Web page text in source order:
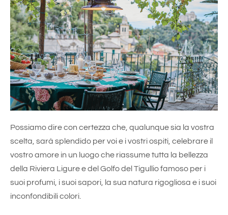
Possiamo dire con certezza che, qualunque sia la vostra
scelta, sarà splendido per voi e i vostri ospiti, celebrare il
vostro amore in un luogo che riassume tutta la bellezza
della Riviera Ligure e del Golfo del Tigullio famoso per i
suoi profumi, i suoi sapori, la sua natura rigogliosa e i suoi
inconfondibili colori.